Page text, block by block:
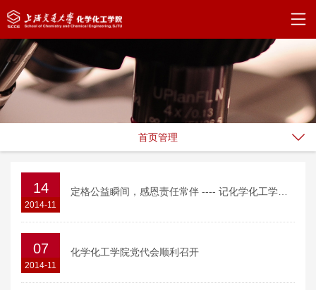
首页管理
14
2014-11
07
2014-11
化学化工学院党代会顺利召开